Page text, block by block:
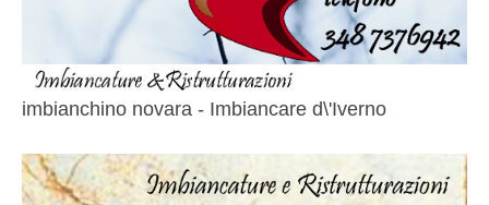
imbianchino novara - Imbiancare d\'Iverno